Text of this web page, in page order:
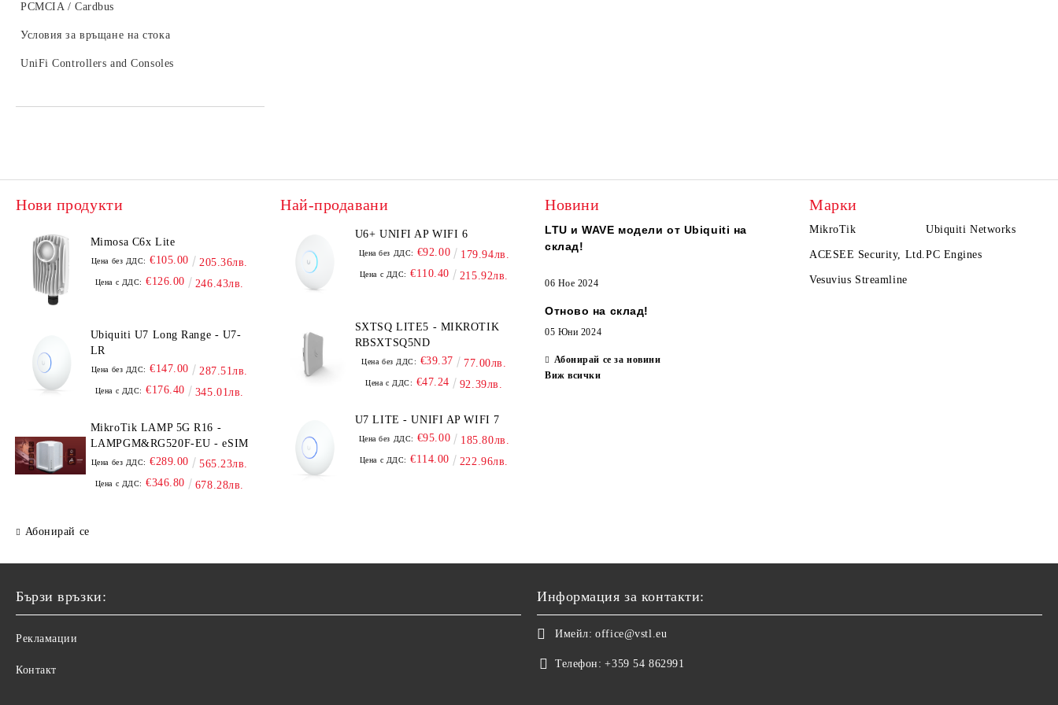
PCMCIA / Cardbus
Условия за връщане на стока
UniFi Controllers and Consoles
Нови продукти
Mimosa C6x Lite
Цена без ДДС: €105.00 205.36лв.
Цена с ДДС: €126.00 246.43лв.
Ubiquiti U7 Long Range - U7-
LR
Цена без ДДС: €147.00 287.51лв.
Цена с ДДС: €176.40 345.01лв.
MikroTik LAMP 5G R16 -
LAMPGM&RG520F-EU - eSIM
Цена без ДДС: €289.00 565.23лв.
Цена с ДДС: €346.80 678.28лв.
Абонирай се
Най-продавани
U6+ UNIFI AP WIFI 6
Цена без ДДС: €92.00 179.94лв.
Цена с ДДС: €110.40 215.92лв.
SXTSQ LITE5 - MIKROTIK
RBSXTSQ5ND
Цена без ДДС: €39.37 77.00лв.
Цена с ДДС: €47.24 92.39лв.
U7 LITE - UNIFI AP WIFI 7
Цена без ДДС: €95.00 185.80лв.
Цена с ДДС: €114.00 222.96лв.
Новини
LTU и WAVE модели от Ubiquiti на
склад!
06 Ное 2024
Отново на склад!
05 Юни 2024
Абонирай се за новини
Виж всички
Марки
MikroTik Ubiquiti Networks
ACESEE Security, Ltd.PC Engines
Vesuvius Streamline
Бързи връзки:
Рекламации
Контакт
Информация за контакти:
Имейл: office@vstl.eu
Телефон: +359 54 862991